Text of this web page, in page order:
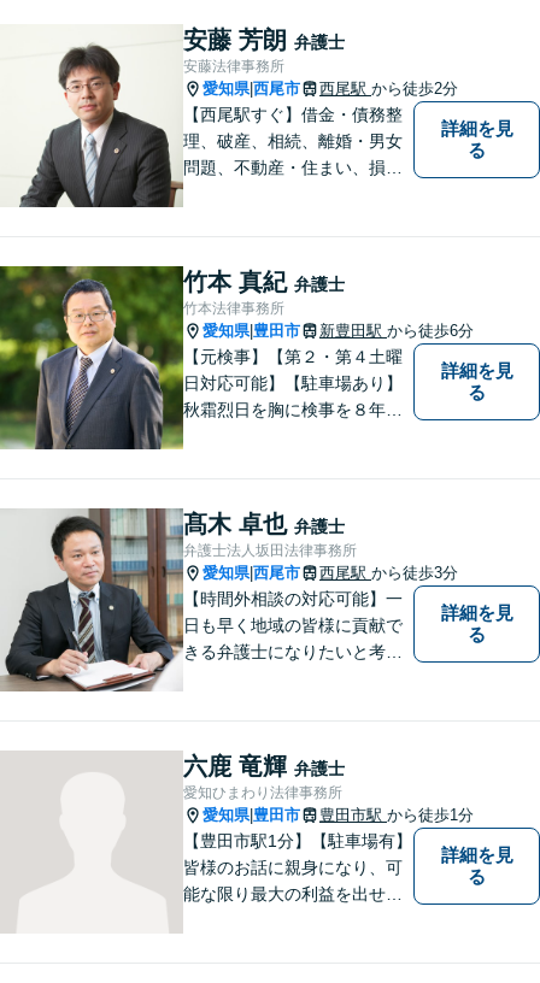
安藤 芳朗 弁護士
安藤法律事務所
愛知県|西尾市 西尾駅 から徒歩2分
【西尾駅すぐ】借金・債務整
理、破産、相続、離婚・男女
問題、不動産・住まい、損害
詳細を見
る
竹本 真紀 弁護士
竹本法律事務所
愛知県| 豊田市 新豊田駅 から徒歩6分
【元検事】【第２・第４土曜
日対応可能】【駐車場あり】
秋霜烈日を胸に検事を８年，
添い，「この地域」の方々の
悩みに対して一緒に解決を目
指したいと思います。お待ち
しております。
詳細を見
る
髙木 卓也 弁護士
弁護士法人坂田法律事務所
愛知県|西尾市 西尾駅 から徒歩3分
【時間外相談の対応可能】一
日も早く地域の皆様に貢献で
きる弁護士になりたいと考え
ださい
詳細を見
る
六鹿 竜輝 弁護士
愛知ひまわり法律事務所
愛知県| 豊田市 豊田市駅 から徒歩1分
【豊田市駅1分】【駐車場有】
皆様のお話に親身になり、可
能な限り最大の利益を出せる
詳細を見
る